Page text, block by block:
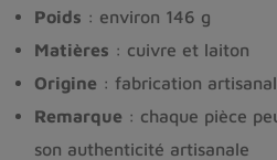
Poids : environ 146 g
Matières : cuivre et laiton
Origine : fabrication
Remarque : chaque pièce
son authenticité artisanale